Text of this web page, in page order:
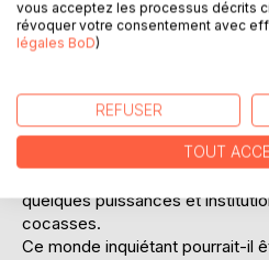
DESCRIPTION
autres, un romancier raté doublé
documentaliste qui en a vu
toute assez banal, une
quelques puissances et
cocasses.
Ce monde inquiétant pourrait-il
vous acceptez les processus décrits
révoquer votre consentement avec
légales BoD)
REFUSER
TOUT